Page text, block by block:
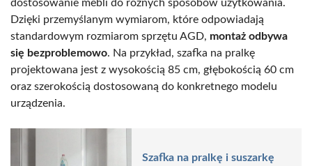
dostosowanie mebli do różnych sposobów użytkowania.
Dzięki przemyślanym wymiarom, które odpowiadają
standardowym rozmiarom sprzętu AGD, montaż odbywa
się bezproblemowo. Na przykład, szafka na pralkę
projektowana jest z wysokością 85 cm, głębokością 60 cm
oraz szerokością dostosowaną do konkretnego modelu
urządzenia.
Szafka na pralkę i suszarkę